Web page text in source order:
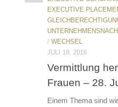
EXECUTIVE
/ WECHSEL
JULI 19, 2016
Vermittlung
Frauen – 28.
Einem Thema sind